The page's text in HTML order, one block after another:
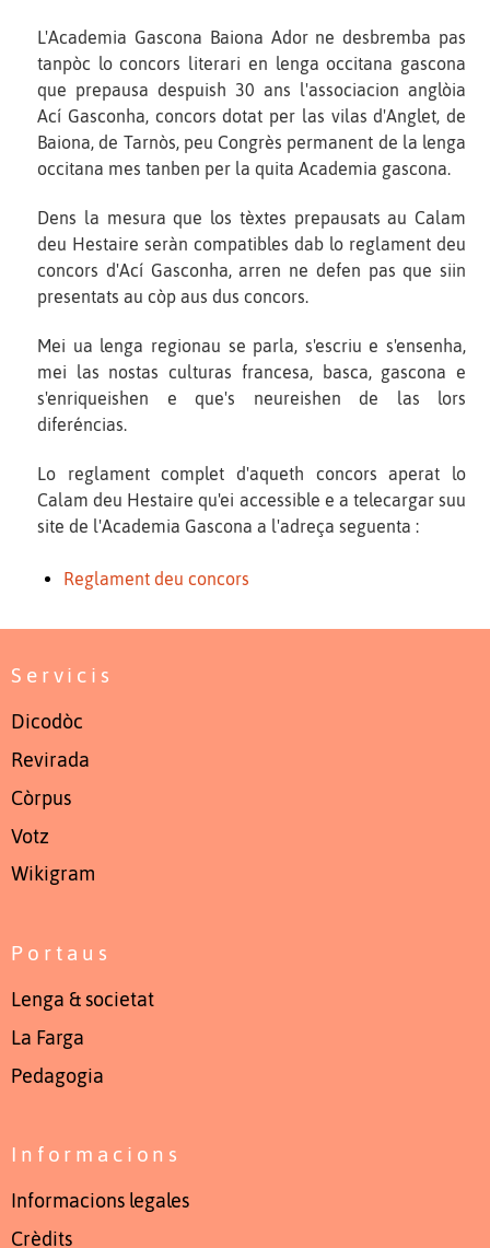
L'Academia Gascona Baiona Ador ne desbremba pas
tanpòc lo concors literari en lenga occitana gascona
que prepausa despuish 30 ans l'associacion anglòia
Ací Gasconha, concors dotat per las vilas d'Anglet, de
Baiona, de Tarnòs, peu Congrès permanent de la lenga
occitana mes tanben per la quita Academia gascona.
Dens la mesura que los tèxtes prepausats au Calam
deu Hestaire seràn compatibles dab lo reglament deu
concors d'Ací Gasconha, arren ne defen pas que siin
presentats au còp aus dus concors.
Mei ua lenga regionau se parla, s'escriu e s'ensenha,
mei las nostas culturas francesa, basca, gascona e
s'enriqueishen e que's neureishen de las lors
diferéncias.
Lo reglament complet d'aqueth concors aperat lo
Calam deu Hestaire qu'ei accessible e a telecargar suu
site de l'Academia Gascona a l'adreça seguenta :
Reglament deu concors
Servicis
Dicodòc
Revirada
Còrpus
Votz
Wikigram
Portaus
Lenga & societat
La Farga
Pedagogia
Informacions
Informacions legales
Crèdits